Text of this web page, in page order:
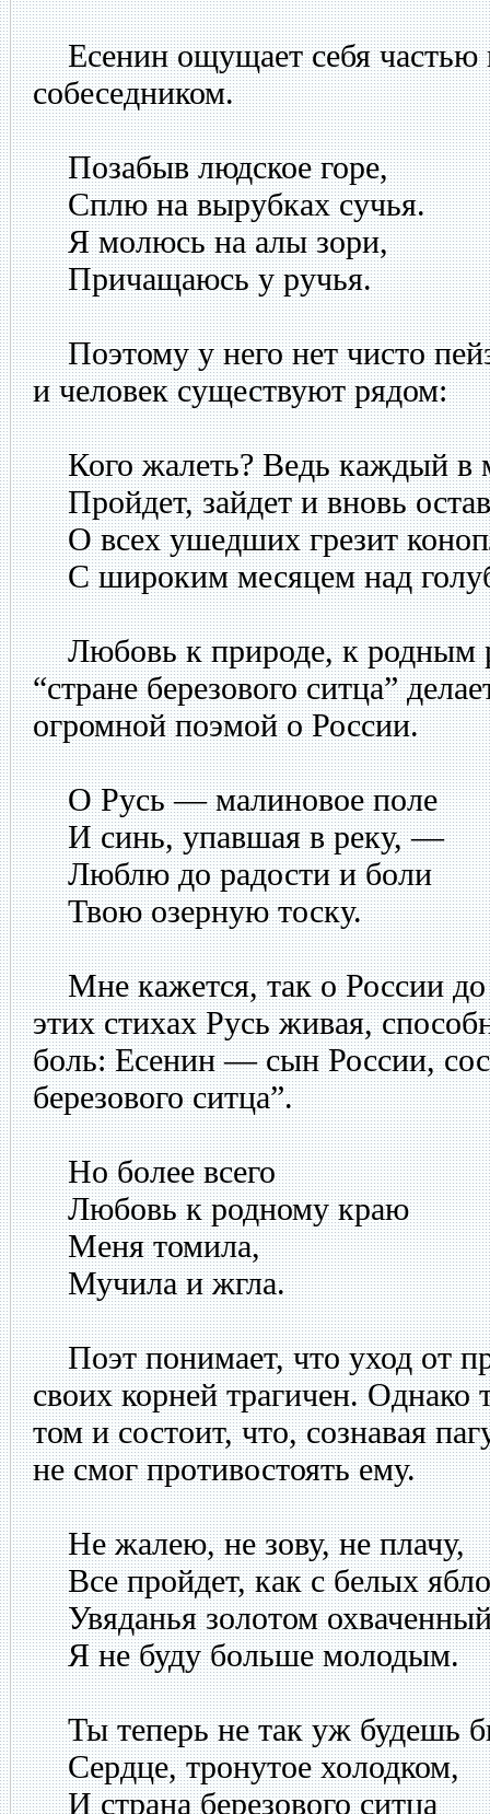
Есенин ощущает себя частью
собеседником.
Позабыв людское горе,
Сплю на вырубках сучья.
Я молюсь на алы зори,
Причащаюсь у ручья.
Поэтому у него нет чисто
и человек существуют рядом:
Кого жалеть? Ведь каждый в
Пройдет, зайдет и вновь
О всех ушедших грезит
С широким месяцем над
Любовь к природе, к родным
“стране березового ситца”
огромной поэмой о России.
О Русь — малиновое поле
И синь, упавшая в реку, —
Люблю до радости и боли
Твою озерную тоску.
Мне кажется, так о России до
этих стихах Русь живая,
боль: Есенин — сын России,
березового ситца”.
Но более всего
Любовь к родному краю
Меня томила,
Мучила и жгла.
Поэт понимает, что уход от
своих корней трагичен. Однако
том и состоит, что, сознавая
не смог противостоять ему.
Не жалею, не зову, не плачу,
Все пройдет, как с белых
Увяданья золотом
Я не буду больше молодым.
Ты теперь не так уж будешь
Сердце, тронутое холодком,
И страна березового ситца